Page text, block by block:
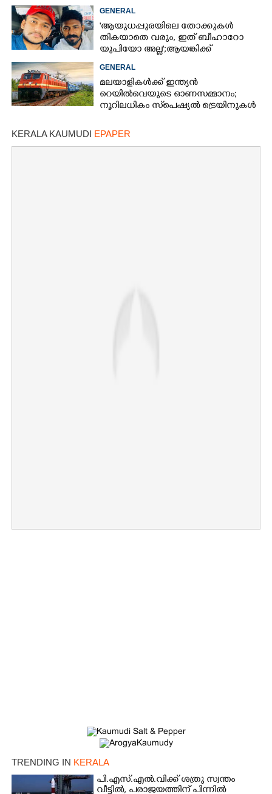
GENERAL
'ആയുധപ്പുരയിലെ തോക്കുകൾ
തികയാതെ വരും, ഇത് ബീഹാറോ
യുപിയോ അല്ല';ആയങ്കിക്ക്
GENERAL
മലയാളികൾക്ക് ഇന്ത്യൻ
റെയിൽവെയുടെ ഓണസമ്മാനം;
നൂറിലധികം സ്‌പെഷ്യൽ ട്രെയിനുകൾ
KERALA KAUMUDI EPAPER
TRENDING IN KERALA
പി.എസ്.എൽ.വിക്ക് ശത്രു സ്വന്തം
വീട്ടിൽ,​ പരാജയത്തിന് പിന്നിൽ
×
Share this link